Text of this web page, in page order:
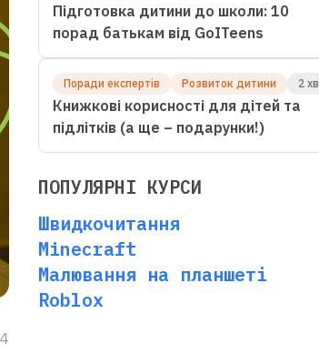
Підготовка дитини до школи: 10
порад батькам від GoITeens
Поради експертів Розвиток дитини 2 хв
Книжкові корисності для дітей та
підлітків (а ще – подарунки!)
ПОПУЛЯРНІ КУРСИ
Швидкочитання
Minecraft
Малювання на планшеті
Roblox